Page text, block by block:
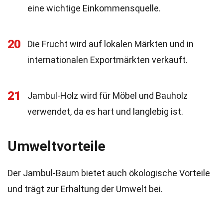
eine wichtige Einkommensquelle.
20
Die Frucht wird auf lokalen Märkten und in
internationalen Exportmärkten verkauft.
21
Jambul-Holz wird für Möbel und Bauholz
verwendet, da es hart und langlebig ist.
Umweltvorteile
Der Jambul-Baum bietet auch ökologische Vorteile
und trägt zur Erhaltung der Umwelt bei.